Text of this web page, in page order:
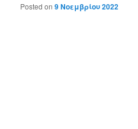
Posted on9 Νοεμβρίου 2022